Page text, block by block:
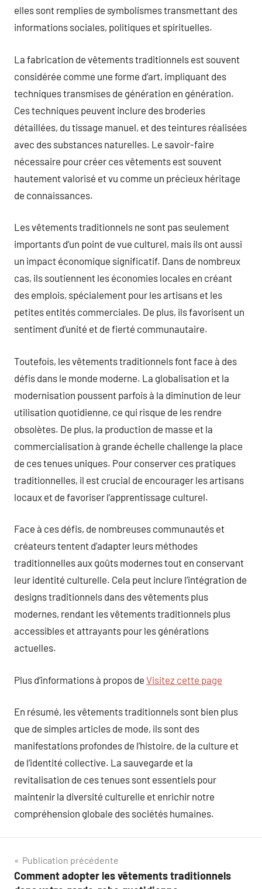
elles sont remplies de symbolismes transmettant des
informations sociales, politiques et spirituelles.
La fabrication de vêtements traditionnels est souvent
considérée comme une forme d’art, impliquant des
techniques transmises de génération en génération.
Ces techniques peuvent inclure des broderies
détaillées, du tissage manuel, et des teintures réalisées
avec des substances naturelles. Le savoir-faire
nécessaire pour créer ces vêtements est souvent
hautement valorisé et vu comme un précieux héritage
de connaissances.
Les vêtements traditionnels ne sont pas seulement
importants d’un point de vue culturel, mais ils ont aussi
un impact économique significatif. Dans de nombreux
cas, ils soutiennent les économies locales en créant
des emplois, spécialement pour les artisans et les
petites entités commerciales. De plus, ils favorisent un
sentiment d’unité et de fierté communautaire.
Toutefois, les vêtements traditionnels font face à des
défis dans le monde moderne. La globalisation et la
modernisation poussent parfois à la diminution de leur
utilisation quotidienne, ce qui risque de les rendre
obsolètes. De plus, la production de masse et la
commercialisation à grande échelle challenge la place
de ces tenues uniques. Pour conserver ces pratiques
traditionnelles, il est crucial de encourager les artisans
locaux et de favoriser l’apprentissage culturel.
Face à ces défis, de nombreuses communautés et
créateurs tentent d’adapter leurs méthodes
traditionnelles aux goûts modernes tout en conservant
leur identité culturelle. Cela peut inclure l’intégration de
designs traditionnels dans des vêtements plus
modernes, rendant les vêtements traditionnels plus
accessibles et attrayants pour les générations
actuelles.
Plus d’informations à propos de Visitez cette page
En résumé, les vêtements traditionnels sont bien plus
que de simples articles de mode, ils sont des
manifestations profondes de l’histoire, de la culture et
de l’identité collective. La sauvegarde et la
revitalisation de ces tenues sont essentiels pour
maintenir la diversité culturelle et enrichir notre
compréhension globale des sociétés humaines.
Navigation
Publication précédente
Comment adopter les vêtements traditionnels